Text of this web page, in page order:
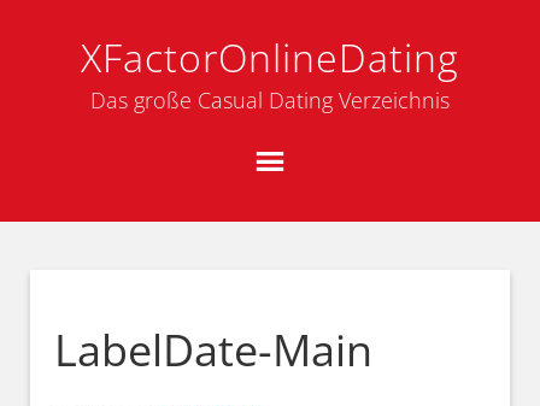
XFactorOnlineDating
Das große Casual Dating Verzeichnis
LabelDate-Main